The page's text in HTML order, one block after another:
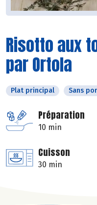
Risotto aux
par Ortola
Plat principal Sans
Préparation
10 min
Cuisson
30 min